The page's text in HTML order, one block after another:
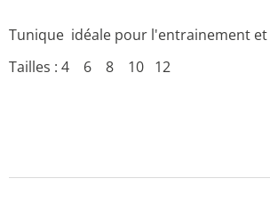
Tunique idéale pour l'entrainement et
Tailles : 4 6 8 10 12